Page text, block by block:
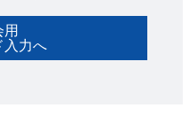
入力へ